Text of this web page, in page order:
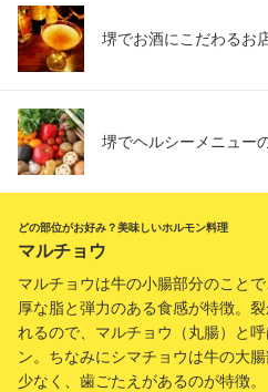
堺でお酒にこだわるお
堺でヘルシーメニュー
どの部位がお好み？美味しいホルモン料理
マルチョウ
マルチョウは牛の小腸部分のこと
厚な脂と弾力のある食感が特徴。
れるので、マルチョウ（丸腸）と
ン。ちなみにシマチョウは牛の大
少なく、歯ごたえがあるのが特徴。